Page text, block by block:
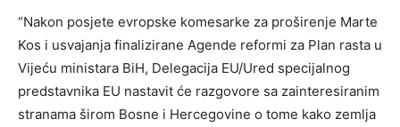
“Nakon posjete evropske komesarke za proširenje Marte
Kos i usvajanja finalizirane Agende reformi za Plan rasta u
Vijeću ministara BiH, Delegacija EU/Ured specijalnog
predstavnika EU nastavit će razgovore sa zainteresiranim
stranama širom Bosne i Hercegovine o tome kako zemlja